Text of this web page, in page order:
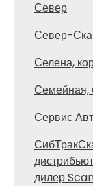
Север
Север-
Селена,
Семейная,
Сервис
дилер